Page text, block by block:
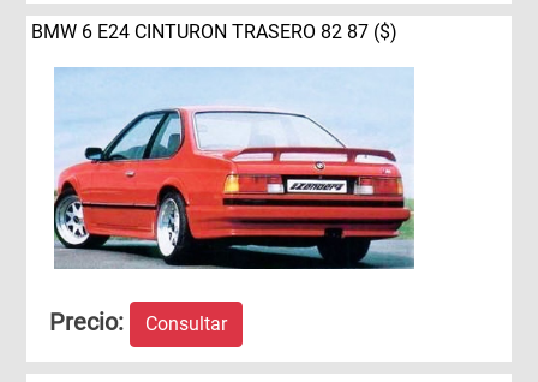
BMW 6 E24 CINTURON TRASERO 82 87 ($)
Precio: Consultar